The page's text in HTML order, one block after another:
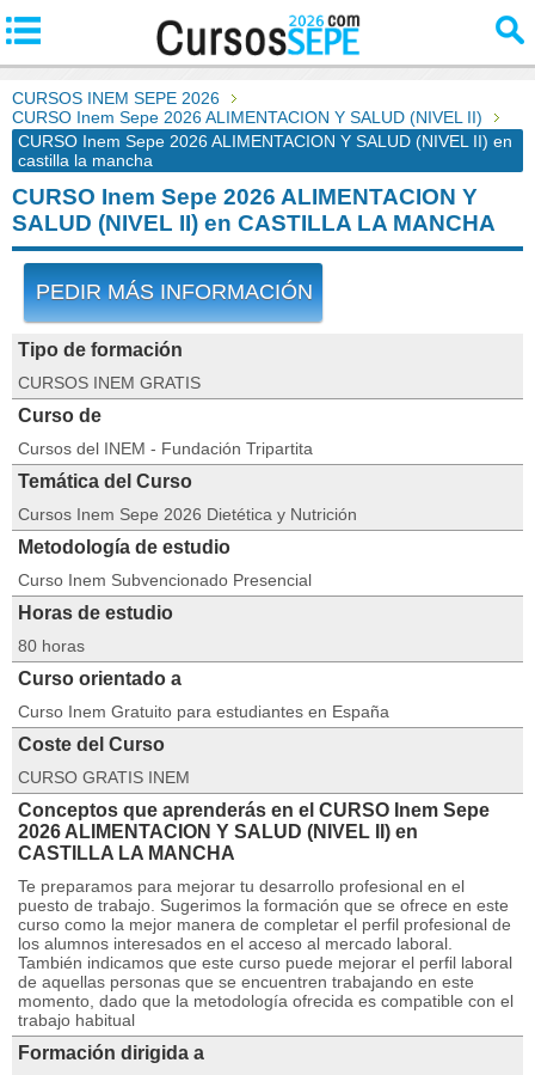
CURSOS INEM SEPE 2026
CURSO Inem Sepe 2026 ALIMENTACION Y SALUD (NIVEL II)
CURSO Inem Sepe 2026 ALIMENTACION Y SALUD (NIVEL II) en
castilla la mancha
CURSO Inem Sepe 2026 ALIMENTACION Y
SALUD (NIVEL II) en CASTILLA LA MANCHA
PEDIR MÁS INFORMACIÓN
Tipo de formación
CURSOS INEM GRATIS
Curso de
Cursos del INEM - Fundación Tripartita
Temática del Curso
Cursos Inem Sepe 2026 Dietética y Nutrición
Metodología de estudio
Curso Inem Subvencionado Presencial
Horas de estudio
80 horas
Curso orientado a
Curso Inem Gratuito para estudiantes en España
Coste del Curso
CURSO GRATIS INEM
Conceptos que aprenderás en el CURSO Inem Sepe
2026 ALIMENTACION Y SALUD (NIVEL II) en
CASTILLA LA MANCHA
Te preparamos para mejorar tu desarrollo profesional en el
puesto de trabajo. Sugerimos la formación que se ofrece en este
curso como la mejor manera de completar el perfil profesional de
los alumnos interesados en el acceso al mercado laboral.
También indicamos que este curso puede mejorar el perfil laboral
de aquellas personas que se encuentren trabajando en este
momento, dado que la metodología ofrecida es compatible con el
trabajo habitual
Formación dirigida a